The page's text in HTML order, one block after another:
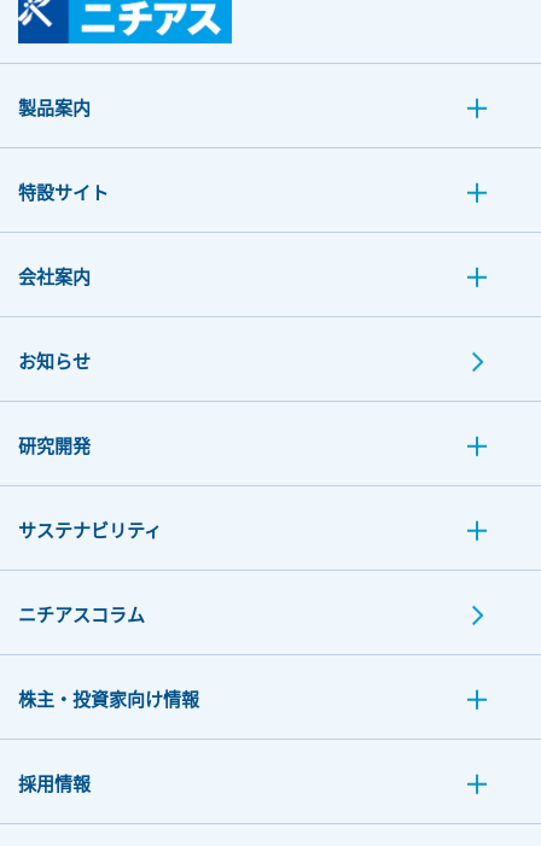
製品案内
特設サイト
会社案内
お知らせ
研究開発
サステナビリティ
ニチアスコラム
株主・投資家向け情報
採用情報